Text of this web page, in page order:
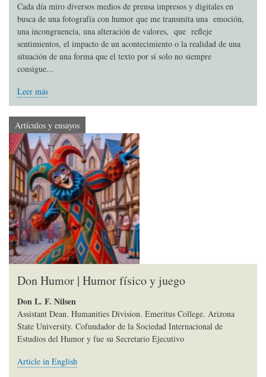
Cada día miro diversos medios de prensa impresos y digitales en
busca de una fotografía con humor que me transmita una emoción,
una incongruencia, una alteración de valores, que refleje
sentimientos, el impacto de un acontecimiento o la realidad de una
situación de una forma que el texto por sí solo no siempre
consigue...
Leer más
Artículos y ensayos
Don Humor | Humor físico y juego
Don L. F. Nilsen
Assistant Dean. Humanities Division. Emeritus College. Arizona
State University. Cofundador de la Sociedad Internacional de
Estudios del Humor y fue su Secretario Ejecutivo
Article in English